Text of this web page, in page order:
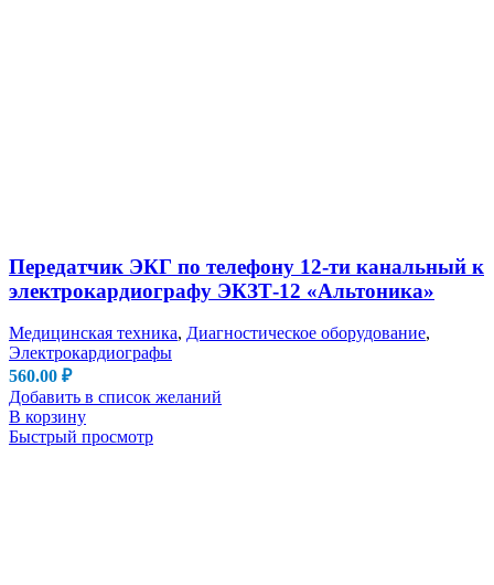
Передатчик ЭКГ по телефону 12-ти канальный к
электрокардиографу ЭКЗТ-12 «Альтоника»
Медицинская техника, Диагностическое оборудование,
Электрокардиографы
560.00 ₽
Добавить в список желаний
В корзину
Быстрый просмотр